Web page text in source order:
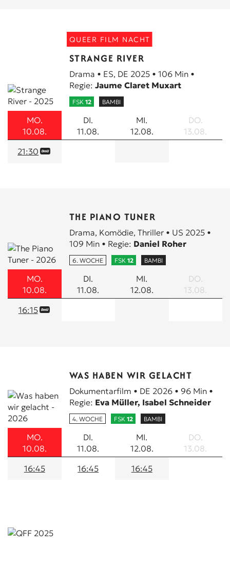
QUEER FILM NACHT
STRANGE RIVER
Drama • ES, DE 2025 • 106 Min •
Regie: Jaume Claret Muxart
FSK 12 BAMBI
MO.
10.08.
DI.
11.08.
MI.
12.08.
DO.
13.08.
21:30
THE PIANO TUNER
Drama, Komödie, Thriller • US 2025 •
109 Min • Regie: Daniel Roher
6. WOCHE FSK 12 BAMBI
MO.
10.08.
DI.
11.08.
MI.
12.08.
DO.
13.08.
16:15
WAS HABEN WIR GELACHT
Dokumentarfilm • DE 2026 • 96 Min •
Regie: Eva Müller, Isabel Schneider
4. WOCHE FSK 12 BAMBI
MO.
10.08.
DI.
11.08.
MI.
12.08.
DO.
13.08.
16:45
16:45 16:45